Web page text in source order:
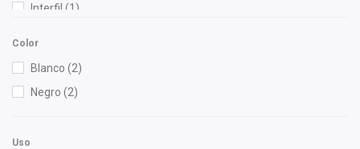
Interfil (1)
Color
Blanco (2)
Negro (2)
Uso